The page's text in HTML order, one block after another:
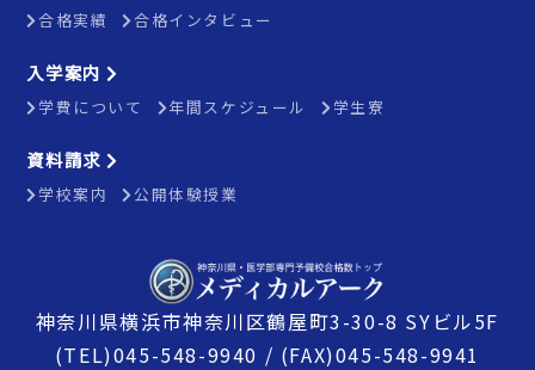
合格実績 合格インタビュー
入学案内
学費について 年間スケジュール 学生寮
資料請求
学校案内 公開体験授業
神奈川県横浜市神奈川区鶴屋町3-30-8 SYビル5F
(TEL)045-548-9940 / (FAX)045-548-9941